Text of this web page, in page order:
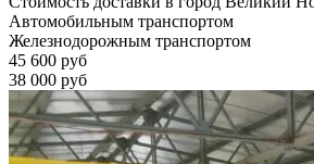
Автомобильным транспортом
Железнодорожным транспортом
45 600 руб
38 000 руб